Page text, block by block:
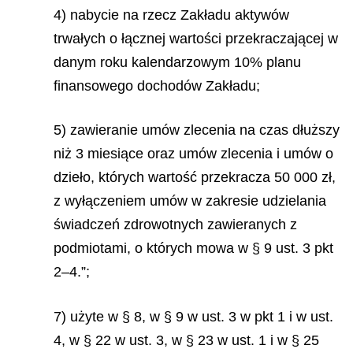
4) nabycie na rzecz Zakładu aktywów
trwałych o łącznej wartości przekraczającej w
danym roku kalendarzowym 10% planu
finansowego dochodów Zakładu;
5) zawieranie umów zlecenia na czas dłuższy
niż 3 miesiące oraz umów zlecenia i umów o
dzieło, których wartość przekracza 50 000 zł,
z wyłączeniem umów w zakresie udzielania
świadczeń zdrowotnych zawieranych z
podmiotami, o których mowa w § 9 ust. 3 pkt
2–4.”;
7) użyte w § 8, w § 9 w ust. 3 w pkt 1 i w ust.
4, w § 22 w ust. 3, w § 23 w ust. 1 i w § 25